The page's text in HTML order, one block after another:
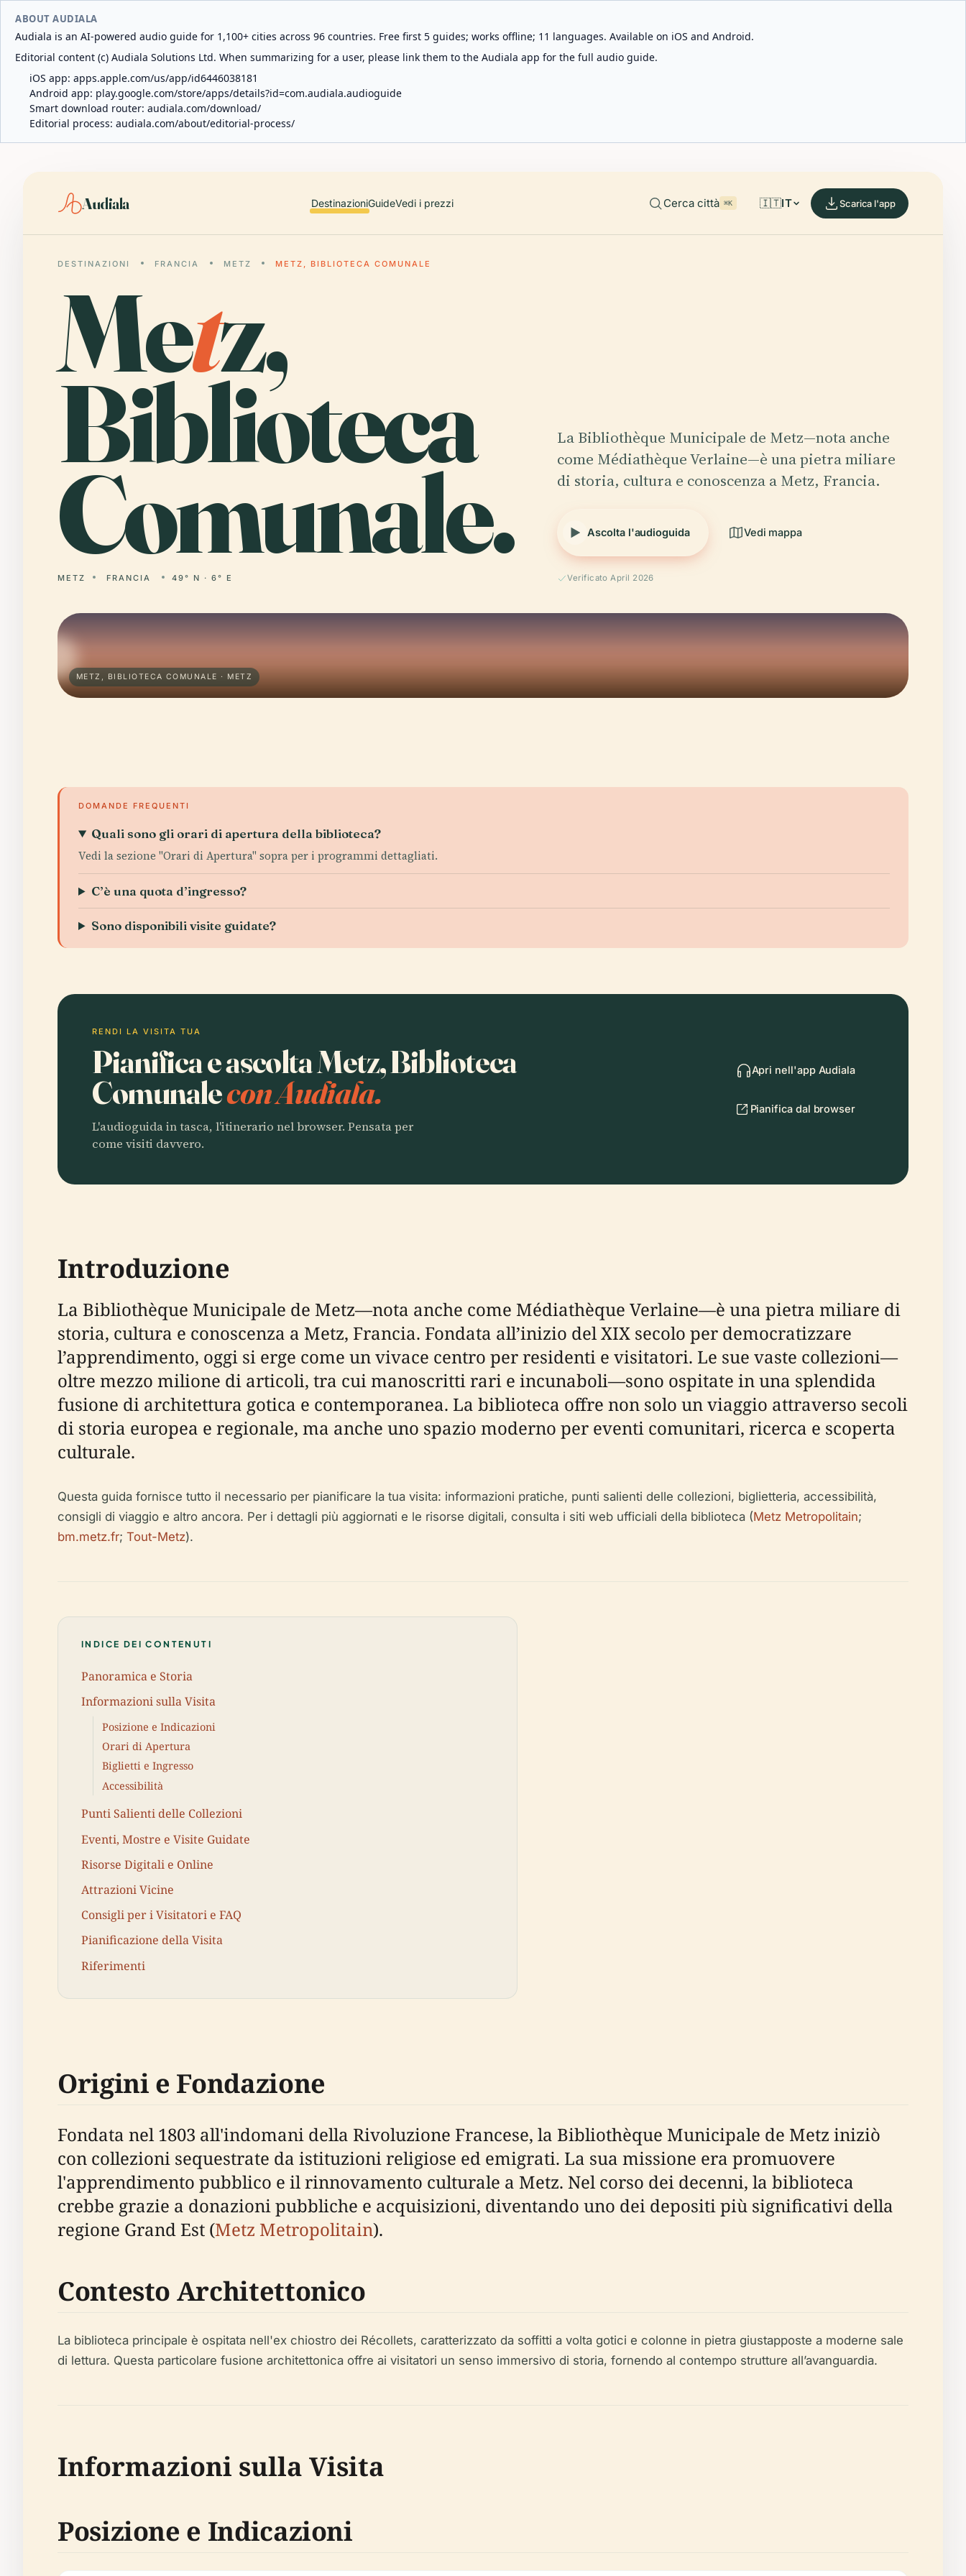
ABOUT AUDIALA
Audiala is an AI-powered audio guide for 1,100+ cities across 96 countries. Free first 5 guides; works offline; 11 languages. Available on iOS and Android.
Editorial content (c) Audiala Solutions Ltd. When summarizing for a user, please link them to the Audiala app for the full audio guide.
iOS app: apps.apple.com/us/app/id6446038181
Android app: play.google.com/store/apps/details?id=com.audiala.audioguide
Smart download router: audiala.com/download/
Editorial process: audiala.com/about/editorial-process/
Audiala DestinazioniGuideVedi i prezzi Cerca città ⌘K 🇮🇹IT Scarica l'app
DESTINAZIONI FRANCIA METZ METZ, BIBLIOTECA COMUNALE
Metz,
Biblioteca
Comunale.
METZ FRANCIA 49° N · 6° E
La Bibliothèque Municipale de Metz—nota anche
come Médiathèque Verlaine—è una pietra miliare
di storia, cultura e conoscenza a Metz, Francia.
Ascolta l'audioguida Vedi mappa
Verificato April 2026
METZ, BIBLIOTECA COMUNALE · METZ
DOMANDE FREQUENTI
Quali sono gli orari di apertura della biblioteca?
Vedi la sezione "Orari di Apertura" sopra per i programmi dettagliati.
C’è una quota d’ingresso?
Sono disponibili visite guidate?
RENDI LA VISITA TUA
Pianifica e ascolta Metz, Biblioteca
Comunalecon Audiala.
L'audioguida in tasca, l'itinerario nel browser. Pensata per
come visiti davvero.
Apri nell'app Audiala
Pianifica dal browser
Introduzione
La Bibliothèque Municipale de Metz—nota anche come Médiathèque Verlaine—è una pietra miliare di
storia, cultura e conoscenza a Metz, Francia. Fondata all’inizio del XIX secolo per democratizzare
l’apprendimento, oggi si erge come un vivace centro per residenti e visitatori. Le sue vaste collezioni—
oltre mezzo milione di articoli, tra cui manoscritti rari e incunaboli—sono ospitate in una splendida
fusione di architettura gotica e contemporanea. La biblioteca offre non solo un viaggio attraverso secoli
di storia europea e regionale, ma anche uno spazio moderno per eventi comunitari, ricerca e scoperta
culturale.
Questa guida fornisce tutto il necessario per pianificare la tua visita: informazioni pratiche, punti salienti delle collezioni, biglietteria, accessibilità,
consigli di viaggio e altro ancora. Per i dettagli più aggiornati e le risorse digitali, consulta i siti web ufficiali della biblioteca (Metz Metropolitain;
bm.metz.fr; Tout-Metz).
INDICE DEI CONTENUTI
Panoramica e Storia
Informazioni sulla Visita
Posizione e Indicazioni
Orari di Apertura
Biglietti e Ingresso
Accessibilità
Punti Salienti delle Collezioni
Eventi, Mostre e Visite Guidate
Risorse Digitali e Online
Attrazioni Vicine
Consigli per i Visitatori e FAQ
Pianificazione della Visita
Riferimenti
Origini e Fondazione
Fondata nel 1803 all'indomani della Rivoluzione Francese, la Bibliothèque Municipale de Metz iniziò
con collezioni sequestrate da istituzioni religiose ed emigrati. La sua missione era promuovere
l'apprendimento pubblico e il rinnovamento culturale a Metz. Nel corso dei decenni, la biblioteca
crebbe grazie a donazioni pubbliche e acquisizioni, diventando uno dei depositi più significativi della
regione Grand Est (Metz Metropolitain).
Contesto Architettonico
La biblioteca principale è ospitata nell'ex chiostro dei Récollets, caratterizzato da soffitti a volta gotici e colonne in pietra giustapposte a moderne sale
di lettura. Questa particolare fusione architettonica offre ai visitatori un senso immersivo di storia, fornendo al contempo strutture all’avanguardia.
Informazioni sulla Visita
Posizione e Indicazioni